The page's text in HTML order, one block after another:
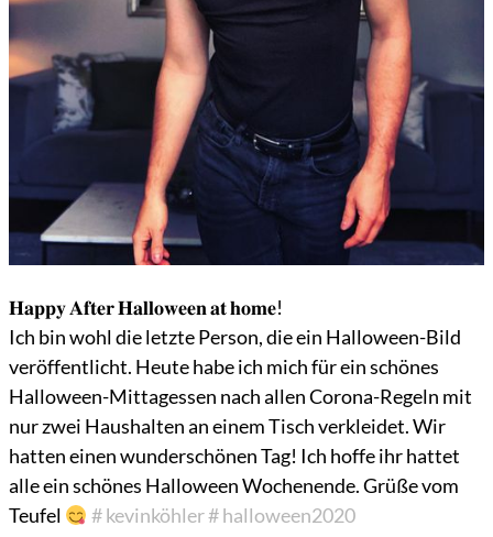
𝐇𝐚𝐩𝐩𝐲 𝐀𝐟𝐭𝐞𝐫 𝐇𝐚𝐥𝐥𝐨𝐰𝐞𝐞𝐧 𝐚𝐭 𝐡𝐨𝐦𝐞!
Ich bin wohl die letzte Person, die ein Halloween-Bild
veröffentlicht. Heute habe ich mich für ein schönes
Halloween-Mittagessen nach allen Corona-Regeln mit
nur zwei Haushalten an einem Tisch verkleidet. Wir
hatten einen wunderschönen Tag! Ich hoffe ihr hattet
alle ein schönes Halloween Wochenende. Grüße vom
Teufel
# kevinköhler# halloween2020